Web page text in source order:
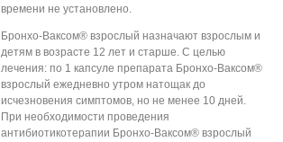
времени не установлено.
Бронхо-Ваксом® взрослый назначают взрослым и
детям в возрасте 12 лет и старше. С целью
лечения: по 1 капсуле препарата Бронхо-Ваксом®
взрослый ежедневно утром натощак до
исчезновения симптомов, но не менее 10 дней.
При необходимости проведения
антибиотикотерапии Бронхо-Ваксом® взрослый